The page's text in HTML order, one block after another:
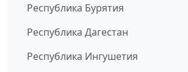
Республика Бурятия
Республика Дагестан
Республика Ингушетия